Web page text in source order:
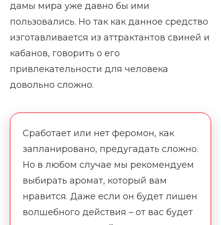
дамы мира уже давно бы ими
пользовались. Но так как данное средство
изготавливается из аттрактантов свиней и
кабанов, говорить о его
привлекательности для человека
довольно сложно.
Сработает или нет феромон, как
запланировано, предугадать сложно.
Но в любом случае мы рекомендуем
выбирать аромат, который вам
нравится. Даже если он будет лишен
волшебного действия – от вас будет